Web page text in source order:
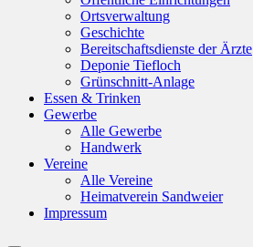
Ortsverwaltung
Geschichte
Bereitschaftsdienste der Ärzte
Deponie Tiefloch
Grünschnitt-Anlage
Essen & Trinken
Gewerbe
Alle Gewerbe
Handwerk
Vereine
Alle Vereine
Heimatverein Sandweier
Impressum